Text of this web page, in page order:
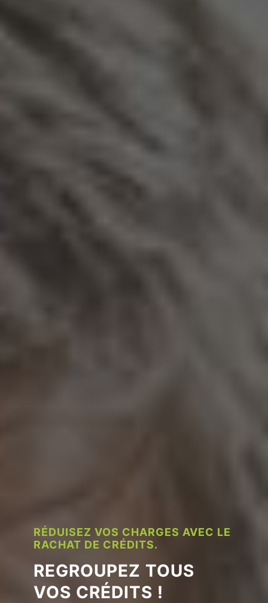
RÉDUISEZ VOS CHARGES AVEC LE
RACHAT DE CRÉDITS.
REGROUPEZ TOUS
VOS CRÉDITS !